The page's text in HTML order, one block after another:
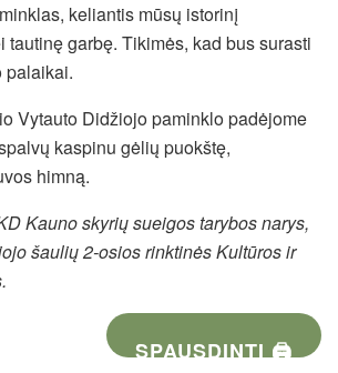
keliantis mūsų istorinį
garbę. Tikimės, kad bus surasti
palaikai.
Vytauto Didžiojo paminklo padėjome
kaspinu gėlių puokštę,
himną.
Kauno skyrių sueigos tarybos narys,
šaulių 2-osios rinktinės Kultūros ir
SPAUSDINTI 🖨